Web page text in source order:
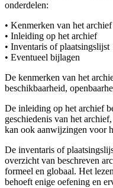
onderdelen:
• Kenmerken van het archief
• Inleiding op het archief
• Inventaris of plaatsingslijst
• Eventueel bijlagen
De kenmerken van het
beschikbaarheid,
De inleiding op het archief
geschiedenis van het
kan ook aanwijzingen voor
De inventaris of
overzicht van beschreven
formeel en globaal. Het
behoeft enige oefening en